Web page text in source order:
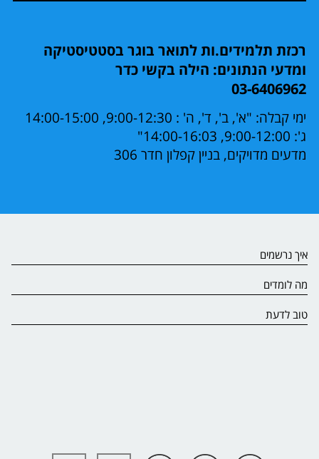
רכזת תלמידים.ות לתואר בוגר בסטטיסטיקה
ומדעי הנתונים: הילה בקשי כדר
03-6406962
ימי קבלה: "א', ב', ד', ה' : 9:00-12:30, 14:00-15:00
ג': 9:00-12:00, 14:00-16:03"
מדעים מדויקים, בניין קפלון חדר 306
איך נרשמים
מה לומדים
טוב לדעת